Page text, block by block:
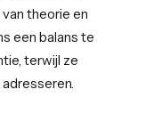
theorie en
een balans te
terwijl ze